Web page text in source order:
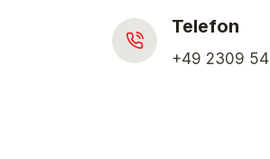
Telefon
+49 2309